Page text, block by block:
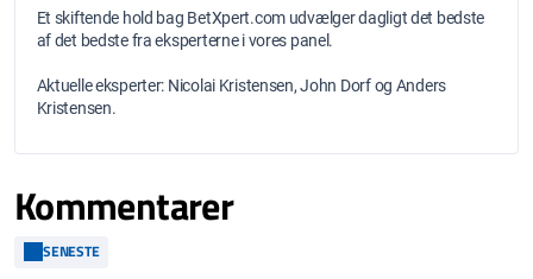
Et skiftende hold bag BetXpert.com udvælger dagligt det bedste
af det bedste fra eksperterne i vores panel.
Aktuelle eksperter: Nicolai Kristensen, John Dorf og Anders
Kristensen.
Kommentarer
SENESTE